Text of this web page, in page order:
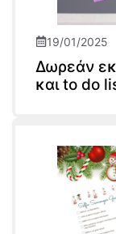
19/01/2025
Δωρεάν
και to do